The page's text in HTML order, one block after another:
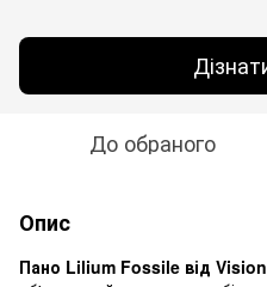
До обраного
Опис
Пано Lilium Fossile від